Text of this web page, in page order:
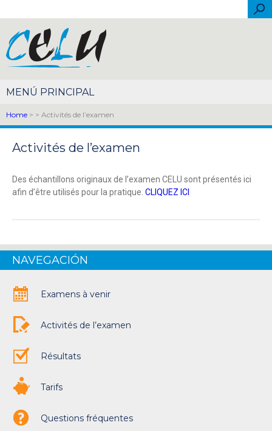
Home > > Activités de l’examen
Activités de l’examen
Des échantillons originaux de l’examen CELU sont présentés ici
afin d’être utilisés pour la pratique. CLIQUEZ ICI
NAVEGACIÓN
Examens à venir
Activités de l’examen
Résultats
Tarifs
Questions fréquentes